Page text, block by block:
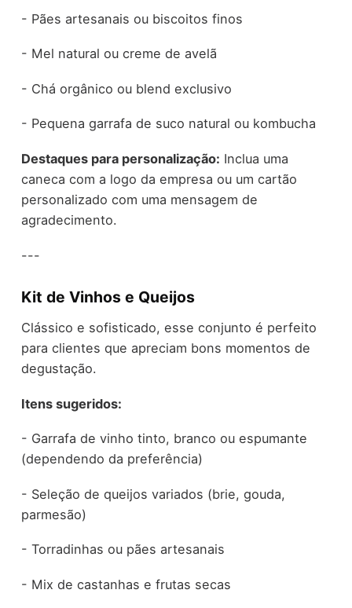
- Pães artesanais ou biscoitos finos
- Mel natural ou creme de avelã
- Chá orgânico ou blend exclusivo
- Pequena garrafa de suco natural ou kombucha
Destaques para personalização: Inclua uma
caneca com a logo da empresa ou um cartão
personalizado com uma mensagem de
agradecimento.
---
Kit de Vinhos e Queijos
Clássico e sofisticado, esse conjunto é perfeito
para clientes que apreciam bons momentos de
degustação.
Itens sugeridos:
- Garrafa de vinho tinto, branco ou espumante
(dependendo da preferência)
- Seleção de queijos variados (brie, gouda,
parmesão)
- Torradinhas ou pães artesanais
- Mix de castanhas e frutas secas